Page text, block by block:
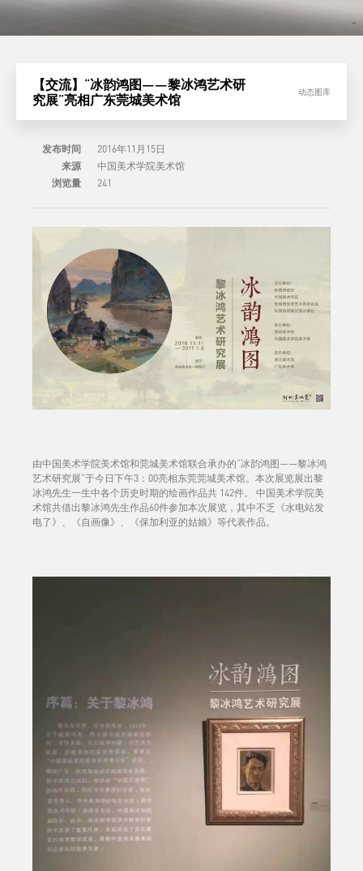
【交流】“冰韵鸿图——黎冰鸿艺术研
究展”亮相广东莞城美术馆
动态图库
发布时间
2016年11月15日
来源
中国美术学院美术馆
浏览量
241
由中国美术学院美术馆和莞城美术馆联合承办的“冰韵鸿图——黎冰鸿
艺术研究展”于今日下午3：00亮相东莞莞城美术馆。本次展览展出黎
冰鸿先生一生中各个历史时期的绘画作品共 142件。 中国美术学院美
术馆共借出黎冰鸿先生作品60件参加本次展览，其中不乏《水电站发
电了》、《自画像》、《保加利亚的姑娘》等代表作品。